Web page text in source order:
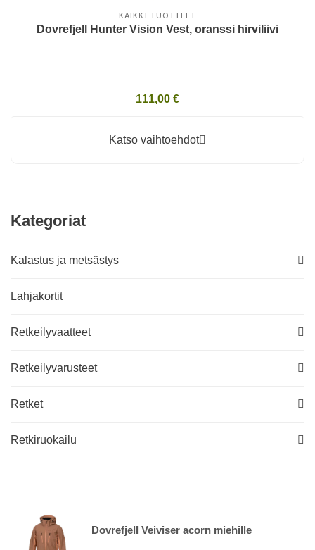
Kategoriat
Kalastus ja metsästys
Lahjakortit
Retkeilyvaatteet
Retkeilyvarusteet
Retket
Retkiruokailu
Dovrefjell Veiviser acorn miehille
KAIKKI TUOTTEET
Dovrefjell Hunter Vision Vest, oranssi hirviliivi
111,00 €
Katso vaihtoehdot